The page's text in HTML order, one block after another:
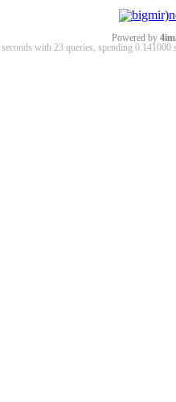
Powered by
seconds with 23 queries, spending